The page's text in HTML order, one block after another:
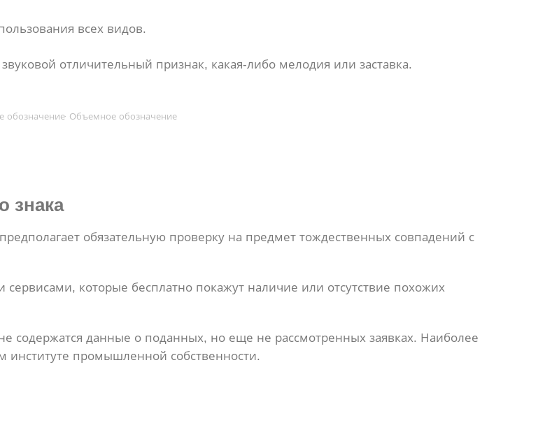
всех видов.
отличительный признак, какая-либо мелодия или заставка.
обозначение Объемное обозначение
знака
обязательную проверку на предмет тождественных совпадений с
которые бесплатно покажут наличие или отсутствие похожих
содержатся данные о поданных, но еще не рассмотренных заявках. Наиболее
промышленной собственности.